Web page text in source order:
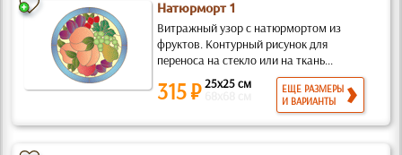
Натюрморт 1
Витражный узор с натюрмортом из
фруктов. Контурный рисунок для
переноса на стекло или на ткань...
315 ₽25x25 см
ЕЩЕ РАЗМЕРЫ
И ВАРИАНТЫ